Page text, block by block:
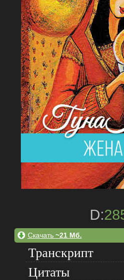
D:
Скачать ~21 Мб.
Транскрипт
Цитаты